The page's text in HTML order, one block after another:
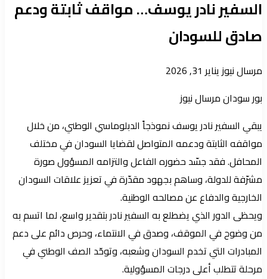
السفير نادر يوسف… مواقف ثابتة ودعم
صادق للسودان
مرسال نيوز أرسل
إلكترونيا
يناير 31, 2026
بور سودان مرسال نيوز
يبقي السفير نادر يوسف نموذجاً الدبلوماسي الوطني، من خلال
مواقفه الثابتة ودعمه المتواصل لقضايا السودان في مختلف
المحافل. فقد جسّد حضوره الفاعل والتزامه المسؤول صورة
مشرّفة للدولة، وساهم بجهود مقدّرة في تعزيز علاقات السودان
الخارجية والدفاع عن مصالحه الوطنية.
ويحظى الدور الذي يضطلع به السفير نادر بتقدير واسع، لما اتسم به
من وضوح في الموقف، وصدق في الانتماء، وحرص دائم على دعم
المبادرات التي تخدم السودان وشعبه، وتوحّد الصف الوطني في
مرحلة تتطلب أعلى درجات المسؤولية.